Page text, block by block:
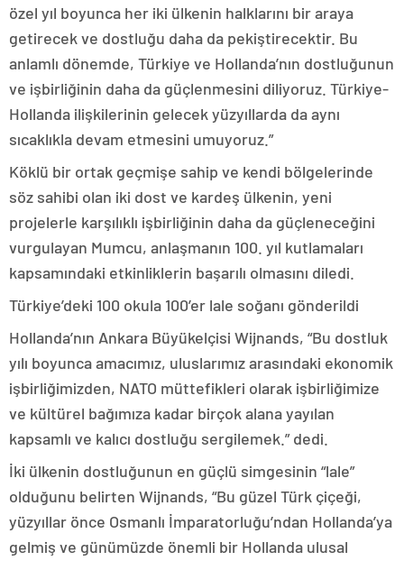
özel yıl boyunca her iki ülkenin halklarını bir araya
getirecek ve dostluğu daha da pekiştirecektir. Bu
anlamlı dönemde, Türkiye ve Hollanda’nın dostluğunun
ve işbirliğinin daha da güçlenmesini diliyoruz. Türkiye-
Hollanda ilişkilerinin gelecek yüzyıllarda da aynı
sıcaklıkla devam etmesini umuyoruz.”
Köklü bir ortak geçmişe sahip ve kendi bölgelerinde
söz sahibi olan iki dost ve kardeş ülkenin, yeni
projelerle karşılıklı işbirliğinin daha da güçleneceğini
vurgulayan Mumcu, anlaşmanın 100. yıl kutlamaları
kapsamındaki etkinliklerin başarılı olmasını diledi.
Türkiye’deki 100 okula 100’er lale soğanı gönderildi
Hollanda’nın Ankara Büyükelçisi Wijnands, “Bu dostluk
yılı boyunca amacımız, uluslarımız arasındaki ekonomik
işbirliğimizden, NATO müttefikleri olarak işbirliğimize
ve kültürel bağımıza kadar birçok alana yayılan
kapsamlı ve kalıcı dostluğu sergilemek.” dedi.
İki ülkenin dostluğunun en güçlü simgesinin “lale”
olduğunu belirten Wijnands, “Bu güzel Türk çiçeği,
yüzyıllar önce Osmanlı İmparatorluğu’ndan Hollanda’ya
gelmiş ve günümüzde önemli bir Hollanda ulusal